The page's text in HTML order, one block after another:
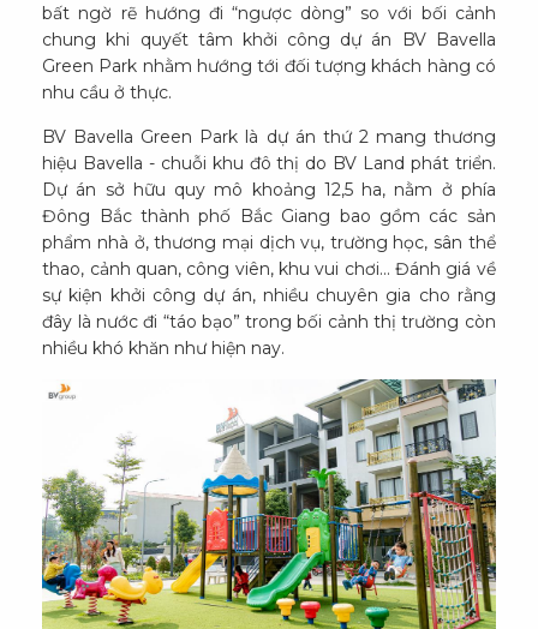
bất ngờ rẽ hướng đi “ngược dòng” so với bối cảnh
chung khi quyết tâm khởi công dự án BV Bavella
Green Park nhằm hướng tới đối tượng khách hàng có
nhu cầu ở thực.
BV Bavella Green Park là dự án thứ 2 mang thương
hiệu Bavella - chuỗi khu đô thị do BV Land phát triển.
Dự án sở hữu quy mô khoảng 12,5 ha, nằm ở phía
Đông Bắc thành phố Bắc Giang bao gồm các sản
phẩm nhà ở, thương mại dịch vụ, trường học, sân thể
thao, cảnh quan, công viên, khu vui chơi... Đánh giá về
sự kiện khởi công dự án, nhiều chuyên gia cho rằng
đây là nước đi “táo bạo” trong bối cảnh thị trường còn
nhiều khó khăn như hiện nay.